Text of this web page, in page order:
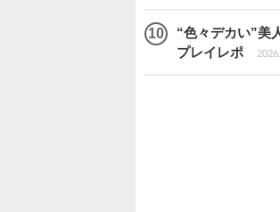
“色々デカい”美
プレイレポ